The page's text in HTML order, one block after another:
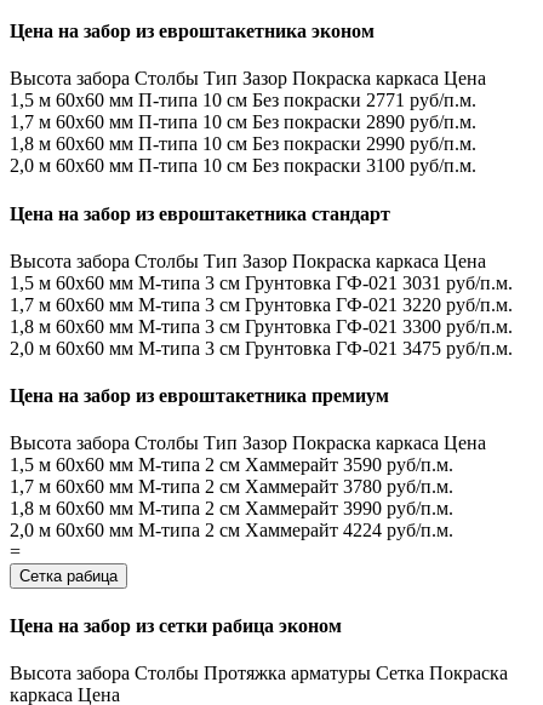
Цена на забор из евроштакетника эконом
Высота забора Столбы Тип Зазор Покраска каркаса Цена
1,5 м 60х60 мм П-типа 10 см Без покраски 2771 руб/п.м.
1,7 м 60х60 мм П-типа 10 см Без покраски 2890 руб/п.м.
1,8 м 60х60 мм П-типа 10 см Без покраски 2990 руб/п.м.
2,0 м 60х60 мм П-типа 10 см Без покраски 3100 руб/п.м.
Цена на забор из евроштакетника стандарт
Высота забора Столбы Тип Зазор Покраска каркаса Цена
1,5 м 60х60 мм М-типа 3 см Грунтовка ГФ-021 3031 руб/п.м.
1,7 м 60х60 мм М-типа 3 см Грунтовка ГФ-021 3220 руб/п.м.
1,8 м 60х60 мм М-типа 3 см Грунтовка ГФ-021 3300 руб/п.м.
2,0 м 60х60 мм М-типа 3 см Грунтовка ГФ-021 3475 руб/п.м.
Цена на забор из евроштакетника премиум
Высота забора Столбы Тип Зазор Покраска каркаса Цена
1,5 м 60х60 мм М-типа 2 см Хаммерайт 3590 руб/п.м.
1,7 м 60х60 мм М-типа 2 см Хаммерайт 3780 руб/п.м.
1,8 м 60х60 мм М-типа 2 см Хаммерайт 3990 руб/п.м.
2,0 м 60х60 мм М-типа 2 см Хаммерайт 4224 руб/п.м.
=
Сетка рабица
Цена на забор из сетки рабица эконом
Высота забора Столбы Протяжка арматуры Сетка Покраска
каркаса Цена